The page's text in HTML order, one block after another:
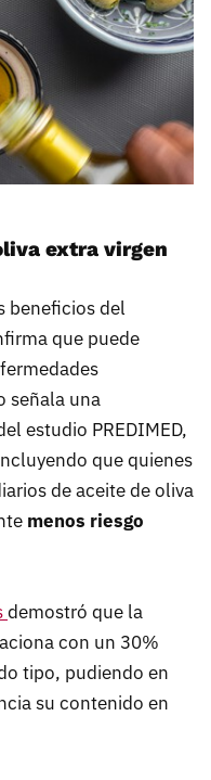
extra virgen
beneficios del
que puede
señala una
estudio PREDIMED,
que quienes
de aceite de oliva
menos riesgo
demostró que la
con un 30%
tipo, pudiendo en
su contenido en